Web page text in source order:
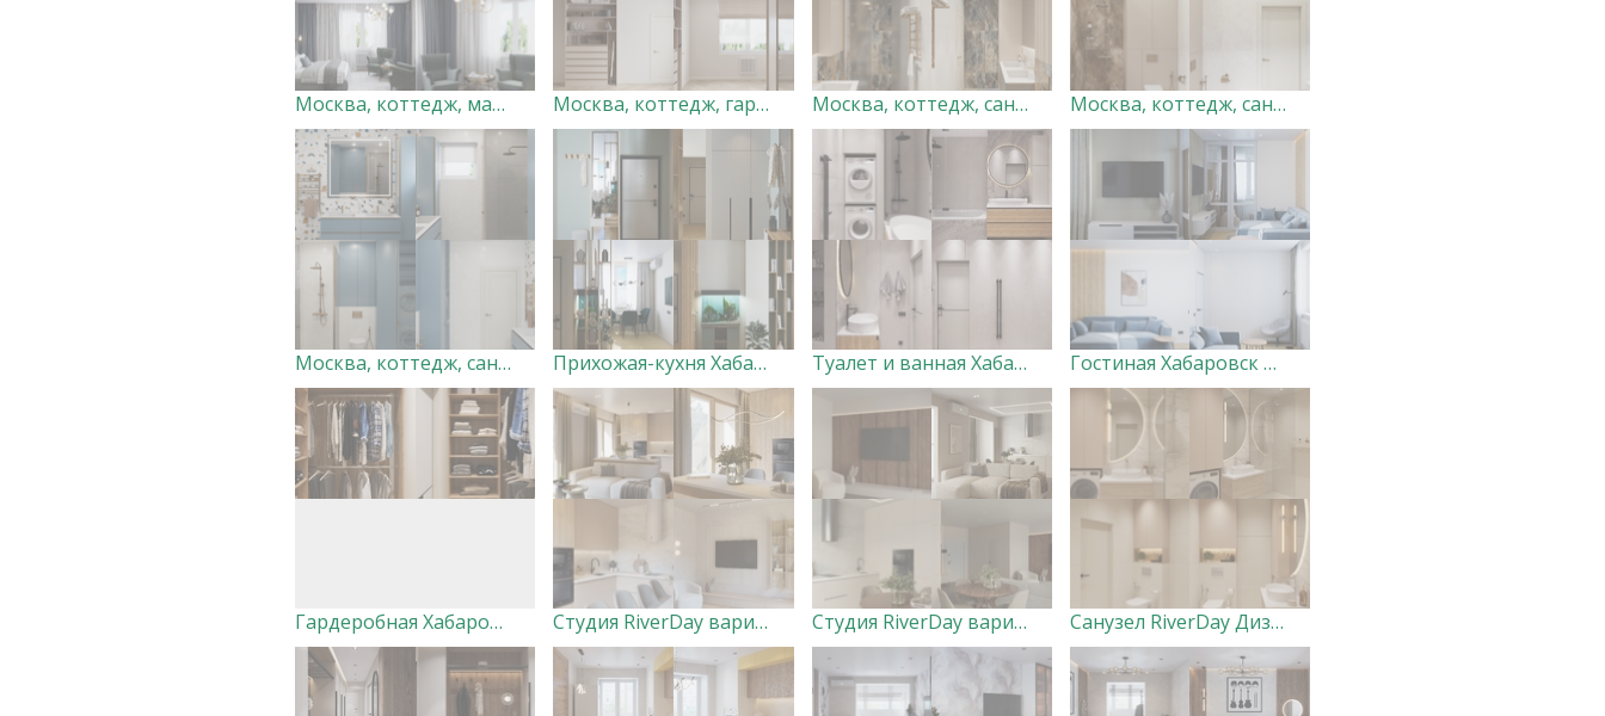
Москва, коттедж, мастер-спальня. Дизайн-студия "Very Peri" Москва, коттедж, гардеробная. Дизайн-студия "Very Peri" Москва, коттедж, санузел 2. Дизайн-студия "Very Peri" Москва, коттедж, санузел 1. Дизайн-студия "Very Peri"
Москва, коттедж, санузел 3. Дизайн-студия "Very Peri" Прихожая-кухня Хабаровск Вершины. Дизайнер Ксения Добровольская Туалет и ванная Хабаровск Вершины. Дизайнер Ксения Добровольская Гостиная Хабаровск Вершины. Дизайнер Ксения Добровольская
Гардеробная Хабаровск Вершины. Дизайнер Ксения Добровольская Студия RiverDay вариант 1 Дизайнер Маргарита Оглуздина Студия RiverDay вариант 2 Дизайнер Маргарита Оглуздина Санузел RiverDay Дизайнер Маргарита Оглуздина